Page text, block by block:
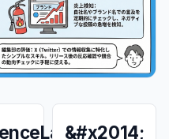
&#x2014;